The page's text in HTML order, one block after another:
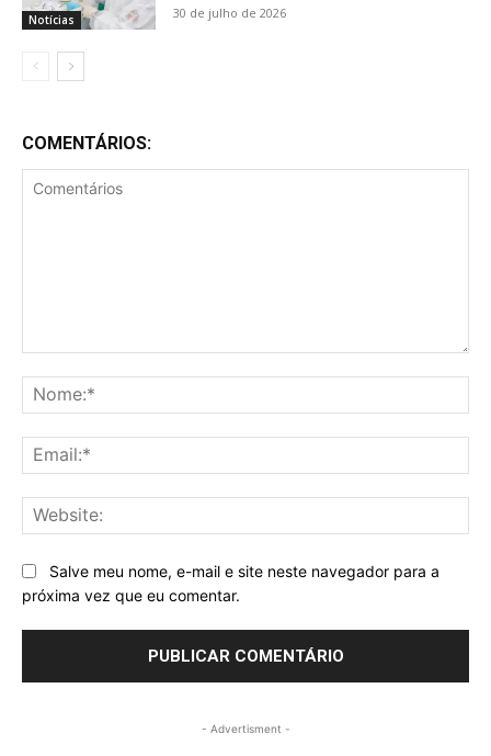
Notícias 30 de julho de 2026
COMENTÁRIOS:
Salve meu nome, e-mail e site neste navegador para a
próxima vez que eu comentar.
- Advertisment -